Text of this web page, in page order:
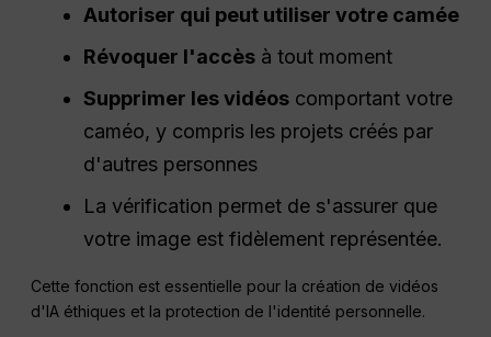
Autoriser qui peut utiliser votre camée
Révoquer l'accès à tout moment
Supprimer les vidéos comportant votre
caméo, y compris les projets créés par
d'autres personnes
La vérification permet de s'assurer que
votre image est fidèlement représentée.
Cette fonction est essentielle pour la création de vidéos
d'IA éthiques et la protection de l'identité personnelle.